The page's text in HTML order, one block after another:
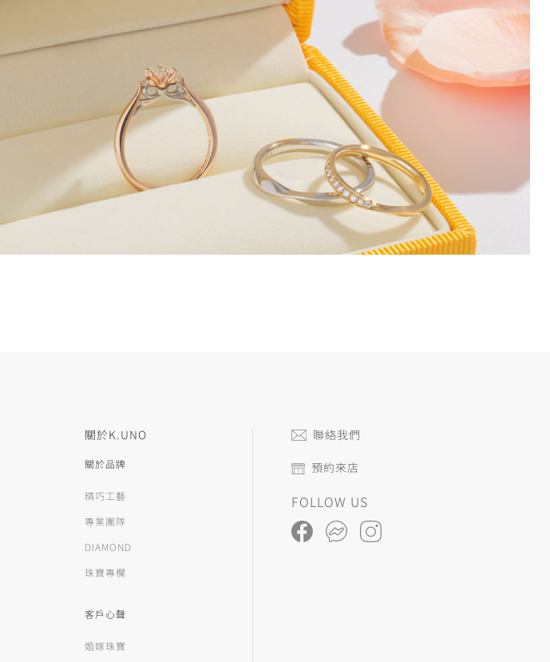
關於K.UNO
關於品牌
精巧工藝
專業團隊
DIAMOND
珠寶專欄
客戶心聲
婚嫁珠寶
聯絡我們
預約來店
FOLLOW US